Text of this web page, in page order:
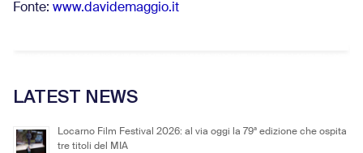
Fonte: www.davidemaggio.it
LATEST NEWS
Locarno Film Festival 2026: al via oggi la 79ª edizione che ospita
tre titoli del MIA